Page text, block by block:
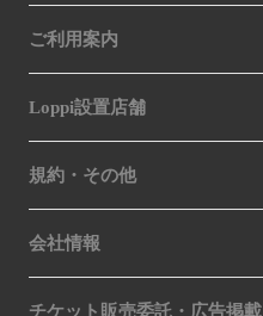
ご利用案内
Loppi設置店舗
規約・その他
会社情報
チケット販売委託・広告掲載